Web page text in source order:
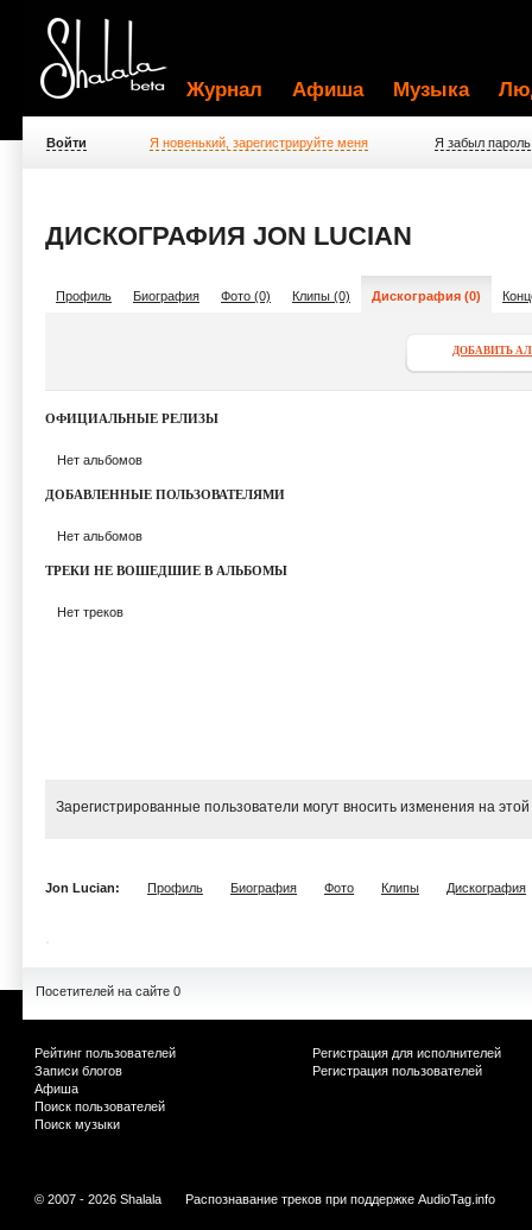
Журнал Афиша Музыка
Войти Я новенький, зарегистрируйте меня Я забыл пароль
ДИСКОГРАФИЯ JON LUCIAN
Профиль Биография Фото (0) Клипы (0) Дискография (0)
ДОБАВИТЬ
ОФИЦИАЛЬНЫЕ РЕЛИЗЫ
Нет альбомов
ДОБАВЛЕННЫЕ ПОЛЬЗОВАТЕЛЯМИ
Нет альбомов
ТРЕКИ НЕ ВОШЕДШИЕ В АЛЬБОМЫ
Нет треков
Зарегистрированные пользователи могут вносить изменения на
Jon Lucian: Профиль Биография Фото Клипы Дискография
Посетителей на сайте 0
Рейтинг пользователей
Записи блогов
Афиша
Поиск пользователей
Поиск музыки
Регистрация для исполнителей
Регистрация пользователей
© 2007 - 2026 Shalala Распознавание треков при поддержке AudioTag.info